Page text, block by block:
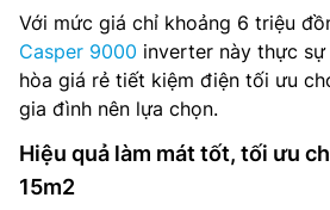
Với mức giá chỉ khoảng 6 triệu
Casper 9000 inverter này thực
hòa giá rẻ tiết kiệm điện tối ưu
gia đình nên lựa chọn.
Hiệu quả làm mát tốt, tối ưu
15m2